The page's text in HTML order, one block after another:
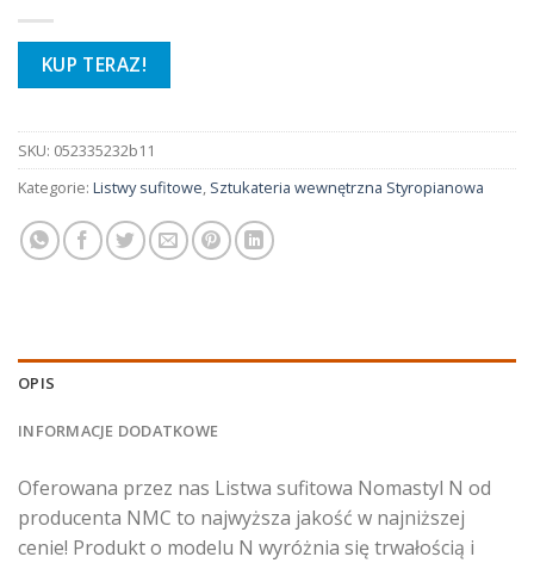
KUP TERAZ!
SKU: 052335232b11
Kategorie: Listwy sufitowe, Sztukateria wewnętrzna Styropianowa
OPIS
INFORMACJE DODATKOWE
Oferowana przez nas Listwa sufitowa Nomastyl N od
producenta NMC to najwyższa jakość w najniższej
cenie! Produkt o modelu N wyróżnia się trwałością i